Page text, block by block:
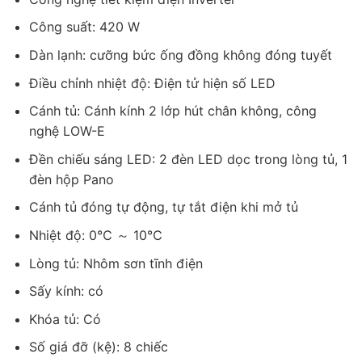
Làm lạnh bằng quạt
hơn và đồng thời ngăn chặn hiện tượng đọng sương. Hệ thống
làm lạnh bằng quạt làm tăng tốc độ làm lạnh, giúp thực phẩm
đông lạnh và nguội nhanh chóng. Điều này đặc biệt quan trọng
khi bạn cần làm lạnh thực phẩm tươi sống để duy trì độ tươi
ngon và giữ chất lượng.
Công suất: 420 W
Dàn lạnh: cưỡng bức ống đồng không đóng tuyết
Điều chỉnh nhiệt độ: Điện tử hiện số LED
Cánh tủ: Cánh kính 2 lớp hút chân không, công
nghệ LOW-E
Đền chiếu sáng LED: 2 đèn LED dọc trong lòng tủ, 1
đèn hộp Pano
Cánh tủ đóng tự động, tự tắt điện khi mở tủ
Nhiệt độ: 0℃ ～ 10℃
Lòng tủ: Nhôm sơn tĩnh điện
Sấy kính: có
Khóa tủ: Có
Số giá đỡ (kệ): 8 chiếc